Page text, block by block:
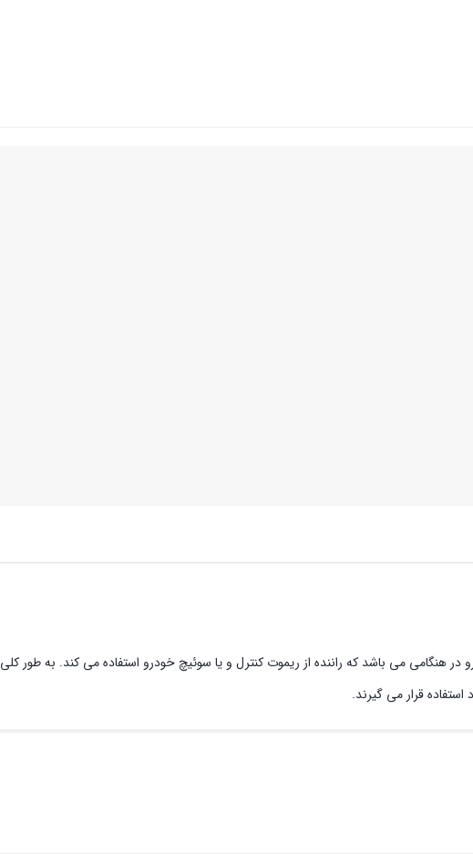
می باشد که راننده از ریموت کنترل و یا سوئیچ خودرو استفاده می‌ کند. به طور کلی
قرار می گیرند.